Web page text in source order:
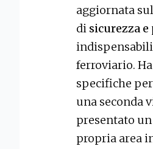
aggiornata
di sicurezza
ferroviario.
specifiche
una seconda
presentato
propria area